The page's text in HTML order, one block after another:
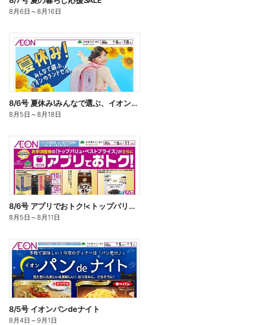
8月6日 ～8月16日
8/6号 夏休み!みんなで選ぶ、イオンのランドセル
8月5日 ～8月18日
8/6号 アプリでおトク!<トップバリュ・ベストプライス>
8月5日 ～8月11日
8/5号 イオンパンdeナイト
8月4日 ～9月1日